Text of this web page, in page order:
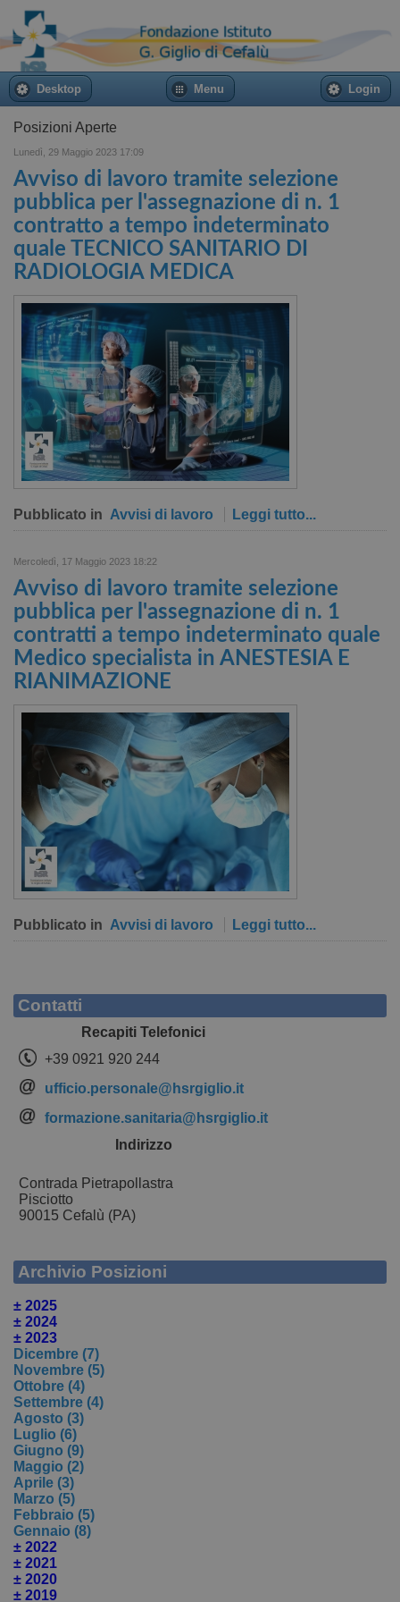
Desktop Menu Login
Posizioni Aperte
Lunedì, 29 Maggio 2023 17:09
Avviso di lavoro tramite selezione
pubblica per l'assegnazione di n. 1
contratto a tempo indeterminato
quale TECNICO SANITARIO DI
RADIOLOGIA MEDICA
Pubblicato in Avvisi di lavoro Leggi tutto...
Mercoledì, 17 Maggio 2023 18:22
Avviso di lavoro tramite selezione
pubblica per l'assegnazione di n. 1
contratti a tempo indeterminato quale
Medico specialista in ANESTESIA E
RIANIMAZIONE
Pubblicato in Avvisi di lavoro Leggi tutto...
Contatti
Recapiti Telefonici
+39 0921 920 244
ufficio.personale@hsrgiglio.it
formazione.sanitaria@hsrgiglio.it
Indirizzo
Contrada Pietrapollastra
Pisciotto
90015 Cefalù (PA)
Archivio Posizioni
± 2025
± 2024
± 2023
Dicembre (7)
Novembre (5)
Ottobre (4)
Settembre (4)
Agosto (3)
Luglio (6)
Giugno (9)
Maggio (2)
Aprile (3)
Marzo (5)
Febbraio (5)
Gennaio (8)
± 2022
± 2021
± 2020
± 2019